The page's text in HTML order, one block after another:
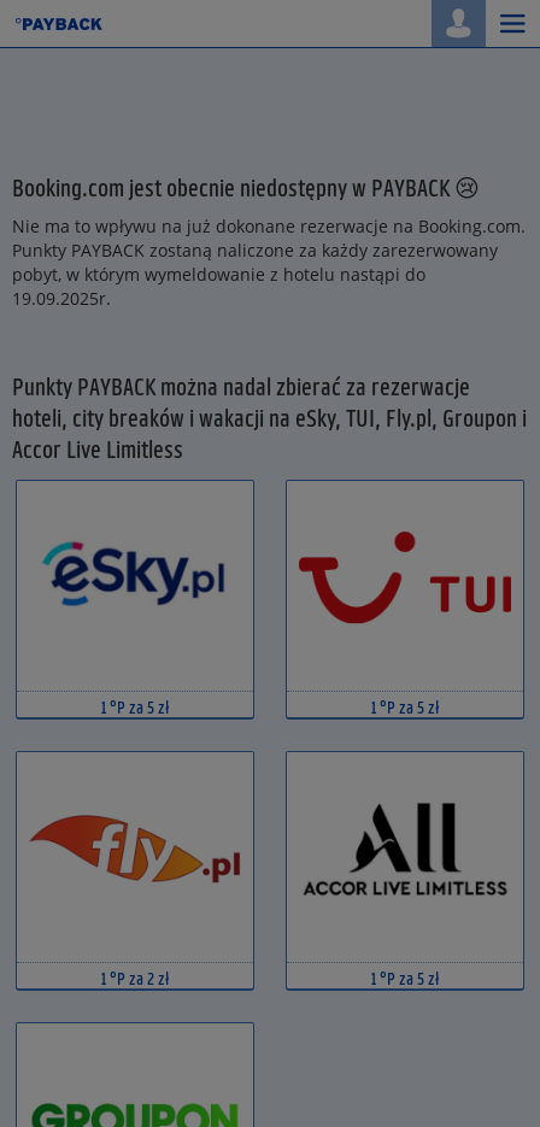
Booking.com jest obecnie niedostępny w PAYBACK 😢
Nie ma to wpływu na już dokonane rezerwacje na Booking.com.
Punkty PAYBACK zostaną naliczone za każdy zarezerwowany
pobyt, w którym wymeldowanie z hotelu nastąpi do
19.09.2025r.
Punkty PAYBACK można nadal zbierać za rezerwacje
hoteli, city breaków i wakacji na eSky, TUI, Fly.pl, Groupon i
Accor Live Limitless
1 °P za 5 zł 1 °P za 5 zł
1 °P za 2 zł 1 °P za 5 zł